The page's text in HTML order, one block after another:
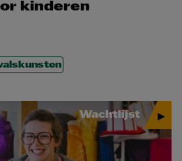
kinderen
Wachtlijst